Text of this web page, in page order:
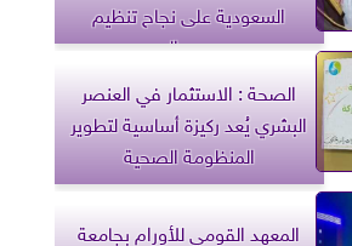
السعودية على نجاح تنظيم
موسم الحج
الصحة : الاستثمار في العنصر
البشري يُعد ركيزة أساسية لتطوير
المنظومة الصحية
المعهد القومي للأورام بجامعة